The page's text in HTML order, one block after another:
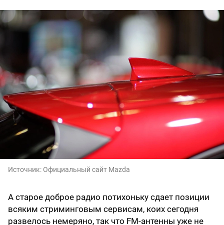
Источник: Официальный сайт Mazda
А старое доброе радио потихоньку сдает позиции
всяким стриминговым сервисам, коих сегодня
развелось немеряно, так что FM-антенны уже не